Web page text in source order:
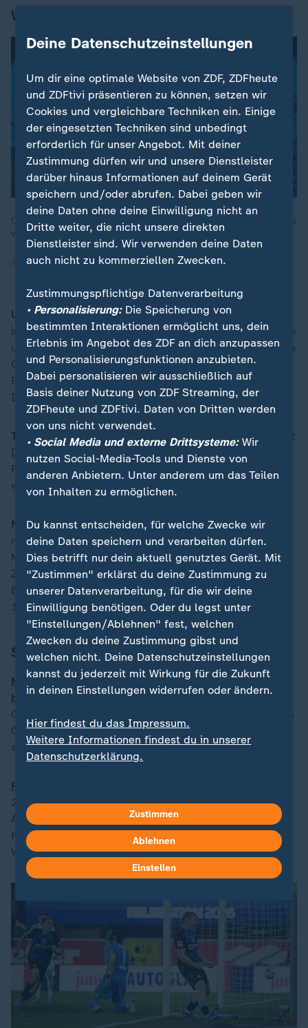
Was heute noch wichtig ist
Quad-Gruppe berät über Indopazifik / American Music Awards
werden verliehen
23.05.2026 | 0:42 min
US-Außenminister trifft Kollegen: Marco Rubio kommt
in Neu-Delhi mit den Außenministern aus Indien, Japan
und Australien zusammen. Die vier Länder, die auch als
Quad-Gruppe bezeichnet werden, diskutieren im
Rahmen des Treffens über einen freien und offenen
Indopazifik-Raum.
Trump unterzieht sich Gesundheitscheck:
US-Präsident
Donald Trump absolviert seine jährliche
Routineuntersuchung in einem Militärkrankenhaus. In
wenigen Wochen wird Trump 80 Jahre alt.
Nächste Chance auf 120 Millionen:Heute gibt es eine
neue Chance auf den Eurojackpot. Darin: Ganze 120
Millionen Euro. Gegen 21 Uhr wird bekannt, ob bei der
Ziehung in Helsinki der Jackpot geknackt wurde.
Einziger Haken: Die Gewinnwahrscheinlichkeit liegt bei
1 zu 140 Millionen.
Sport
Mexiko: USA wollten Irans Nationalteam nicht
beherbergen : Irans Nationalteam verlegt sein WM-
Quartier ins mexikanische Tijuana. Mexikos Präsidentin
Claudia Sheinbaum sagt, die FIFA sei mit der Bitte auf
sie zugekommen.
Paderborn steigt in die Fußball-Bundesliga auf
2014 und 2019 gelingt dem SC Paderborn der dritte
Aufstieg in die Fußball-Bundesliga. Im zweiten
Relegationsduell waren die früh dezimierten
Wolfsburger weitgehend chancenlos.
Deine Datenschutzeinstellungen
Um dir eine optimale Website von ZDF, ZDFheute
und ZDFtivi präsentieren zu können, setzen wir
Cookies und vergleichbare Techniken ein. Einige
der eingesetzten Techniken sind unbedingt
erforderlich für unser Angebot. Mit deiner
Zustimmung dürfen wir und unsere Dienstleister
darüber hinaus Informationen auf deinem Gerät
speichern und/oder abrufen. Dabei geben wir
deine Daten ohne deine Einwilligung nicht an
Dritte weiter, die nicht unsere direkten
Dienstleister sind. Wir verwenden deine Daten
auch nicht zu kommerziellen Zwecken.
Zustimmungspflichtige Datenverarbeitung
• Personalisierung:Die Speicherung von
bestimmten Interaktionen ermöglicht uns, dein
Erlebnis im Angebot des ZDF an dich anzupassen
und Personalisierungsfunktionen anzubieten.
Dabei personalisieren wir ausschließlich auf
Basis deiner Nutzung von ZDF Streaming, der
ZDFheute und ZDFtivi. Daten von Dritten werden
von uns nicht verwendet.
• Social Media und externe Drittsysteme:Wir
nutzen Social-Media-Tools und Dienste von
anderen Anbietern. Unter anderem um das Teilen
von Inhalten zu ermöglichen.
Du kannst entscheiden, für welche Zwecke wir
deine Daten speichern und verarbeiten dürfen.
Dies betrifft nur dein aktuell genutztes Gerät. Mit
"Zustimmen" erklärst du deine Zustimmung zu
unserer Datenverarbeitung, für die wir deine
Einwilligung benötigen. Oder du legst unter
"Einstellungen/Ablehnen" fest, welchen
Zwecken du deine Zustimmung gibst und
welchen nicht. Deine Datenschutzeinstellungen
kannst du jederzeit mit Wirkung für die Zukunft
in deinen Einstellungen widerrufen oder ändern.
Hier findest du das Impressum.
Weitere Informationen findest du in unserer
Datenschutzerklärung.
Zustimmen
Ablehnen
Einstellen